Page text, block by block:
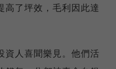
高了坪效，毛利因此達
資人喜聞樂見。他們活